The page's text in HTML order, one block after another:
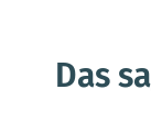
Das